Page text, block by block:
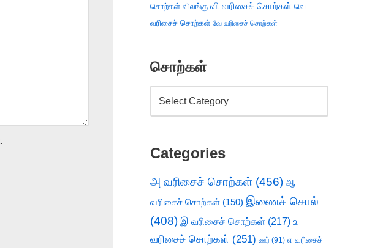
சொற்கள் விலங்கு வி வரிசைச் சொற்கள் வெ
வரிசைச் சொற்கள் வே வரிசைச் சொற்கள்
சொற்கள்
Categories
அ வரிசைச் சொற்கள் (456) ஆ
வரிசைச் சொற்கள் (150) இணைச் சொல்
(408) இ வரிசைச் சொற்கள் (217) உ
வரிசைச் சொற்கள் (251) ஊர் (91) எ வரிசைச்